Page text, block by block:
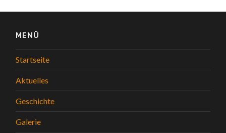
MENÜ
Startseite
Aktuelles
Geschichte
Galerie